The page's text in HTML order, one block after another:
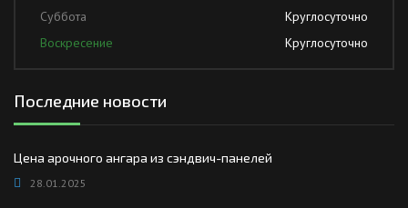
Суббота
Круглосуточно
Воскресение
Круглосуточно
Последние новости
Цена арочного ангара из сэндвич-панелей
28.01.2025